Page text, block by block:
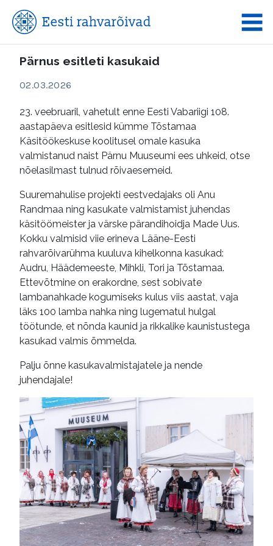
Pärnus esitleti kasukaid
02.03.2026
23. veebruaril, vahetult enne Eesti Vabariigi 108.
aastapäeva esitlesid kümme Tõstamaa
Käsitöökeskuse koolitusel omale kasuka
valmistanud naist Pärnu Muuseumi ees uhkeid, otse
nõelasilmast tulnud rõivaesemeid.
Suuremahulise projekti eestvedajaks oli Anu
Randmaa ning kasukate valmistamist juhendas
käsitöömeister ja värske pärandihoidja Made Uus.
Kokku valmisid viie erineva Lääne-Eesti
rahvarõivarühma kuuluva kihelkonna kasukad:
Audru, Häädemeeste, Mihkli, Tori ja Tõstamaa.
Ettevõtmine on erakordne, sest sobivate
lambanahkade kogumiseks kulus viis aastat, vaja
läks 100 lamba nahka ning lugematul hulgal
töötunde, et nõnda kaunid ja rikkalike kaunistustega
kasukad valmis õmmelda.
Palju õnne kasukavalmistajatele ja nende
juhendajale!